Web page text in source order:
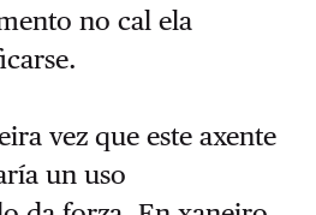
no cal ela
vez que este axente
un uso